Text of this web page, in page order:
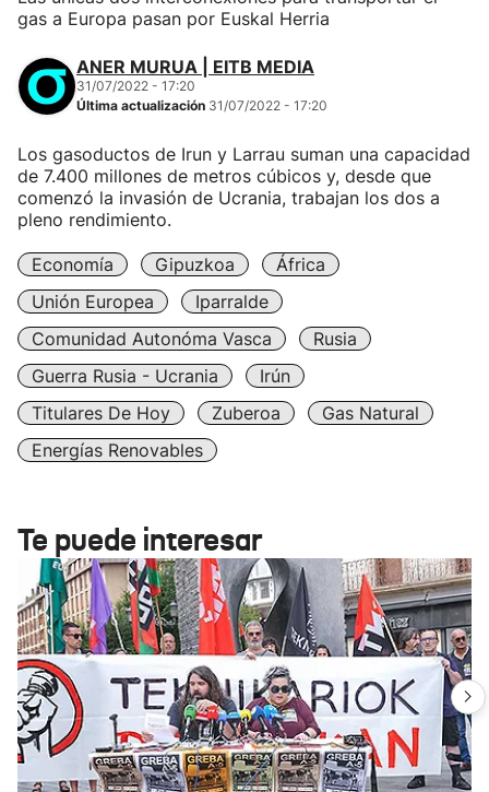
gas a Europa pasan por Euskal Herria
ANER MURUA | EITB MEDIA
31/07/2022 - 17:20
Última actualización 31/07/2022 - 17:20
Los gasoductos de Irun y Larrau suman una capacidad
de 7.400 millones de metros cúbicos y, desde que
comenzó la invasión de Ucrania, trabajan los dos a
pleno rendimiento.
Economía Gipuzkoa
África
Unión Europea
Iparralde
Comunidad Autonóma Vasca
Rusia
Guerra Rusia - Ucrania
Irún
Titulares De Hoy
Zuberoa
Gas Natural
Energías Renovables
Te puede interesar